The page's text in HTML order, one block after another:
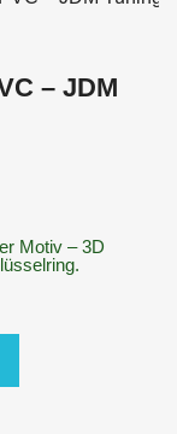
– JDM
Motiv – 3D